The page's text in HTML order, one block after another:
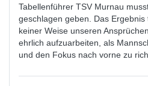
Tabellenführer TSV Murnau
geschlagen geben. Das
keiner Weise unseren
ehrlich aufzuarbeiten, als
und den Fokus nach vorne zu